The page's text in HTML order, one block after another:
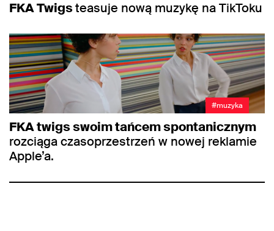
FKA Twigsteasuje nową muzykę na TikToku
#muzyka
FKA twigs swoim tańcem spontanicznym
rozciąga czasoprzestrzeń w nowej reklamie
Apple’a.